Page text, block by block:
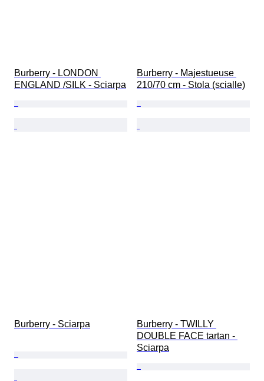
Burberry - LONDON
ENGLAND /SILK - Sciarpa
Burberry - Majestueuse
210/70 cm - Stola (scialle)
Burberry - Sciarpa
Burberry - TWILLY
DOUBLE FACE tartan -
Sciarpa